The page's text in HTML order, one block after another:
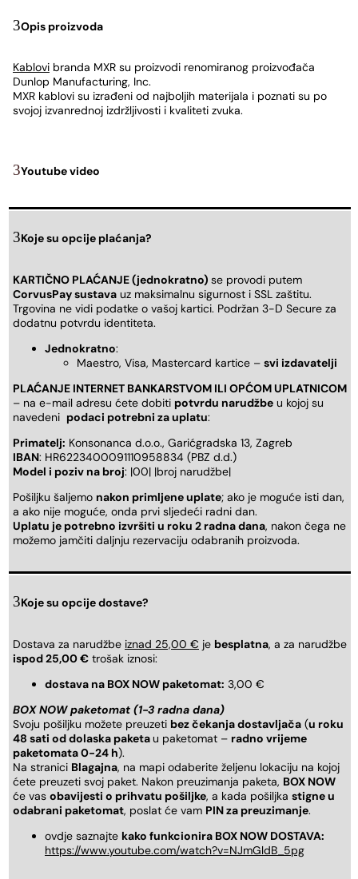
Opis proizvoda
Kablovi branda MXR su proizvodi renomiranog proizvođača
Dunlop Manufacturing, Inc.
MXR kablovi su izrađeni od najboljih materijala i poznati su po
svojoj izvanrednoj izdržljivosti i kvaliteti zvuka.
Youtube video
Koje su opcije plaćanja?
KARTIČNO PLAĆANJE (jednokratno) se provodi putem
CorvusPay sustava uz maksimalnu sigurnost i SSL zaštitu.
Trgovina ne vidi podatke o vašoj kartici. Podržan 3-D Secure za
dodatnu potvrdu identiteta.
Jednokratno:
Maestro, Visa, Mastercard kartice – svi izdavatelji
PLAĆANJE INTERNET BANKARSTVOM ILI OPĆOM UPLATNICOM
– na e-mail adresu ćete dobiti potvrdu narudžbe u kojoj su
navedeni podaci potrebni za uplatu:
Primatelj: Konsonanca d.o.o., Garićgradska 13, Zagreb
IBAN: HR6223400091110958834 (PBZ d.d.)
Model i poziv na broj: |00| |broj narudžbe|
Pošiljku šaljemo nakon primljene uplate; ako je moguće isti dan,
a ako nije moguće, onda prvi sljedeći radni dan.
Uplatu je potrebno izvršiti u roku 2 radna dana, nakon čega ne
možemo jamčiti daljnju rezervaciju odabranih proizvoda.
Koje su opcije dostave?
Dostava za narudžbe iznad 25,00 € je besplatna, a za narudžbe
ispod 25,00 € trošak iznosi:
dostava na BOX NOW paketomat: 3,00 €
BOX NOW paketomat (1-3 radna dana)
Svoju pošiljku možete preuzeti bez čekanja dostavljača (u roku
48 sati od dolaska paketau paketomat – radno vrijeme
paketomata 0-24 h).
Na stranici Blagajna, na mapi odaberite željenu lokaciju na kojoj
ćete preuzeti svoj paket. Nakon preuzimanja paketa, BOX NOW
će vas obavijesti o prihvatu pošiljke, a kada pošiljka stigne u
odabrani paketomat, poslat će vam PIN za preuzimanje.
ovdje saznajte kako funkcionira BOX NOW DOSTAVA:
https://www.youtube.com/watch?v=NJmGldB_5pg